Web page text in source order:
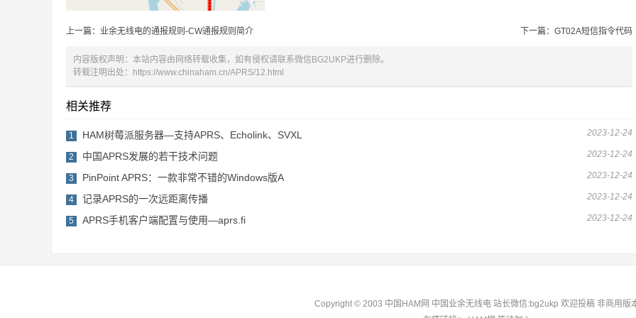
上一篇：业余无线电的通报规则-CW通报规则简介 下一篇：GT02A短信指令代码
内容版权声明：本站内容由网络转载收集，如有侵权请联系微信BG2UKP进行删除。
转载注明出处：
https://www.chinaham.cn/APRS/12.html
相关推荐
2023-12-24
1 HAM树莓派服务器—支持APRS、Echolink、SVXL
2023-12-24
2 中国APRS发展的若干技术问题
2023-12-24
3 PinPoint APRS：一款非常不错的Windows版A
2023-12-24
4 记录APRS的一次远距离传播
2023-12-24
5 APRS手机客户端配置与使用—aprs.fi
Copyright © 2003 中国HAM网 中国业余无线电 站长微信:bg2ukp 欢迎投稿 非商用版